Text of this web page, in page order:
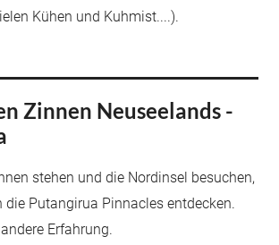
Kühen und Kuhmist....).
Zinnen Neuseelands -
stehen und die Nordinsel besuchen,
die Putangirua Pinnacles entdecken.
Erfahrung.